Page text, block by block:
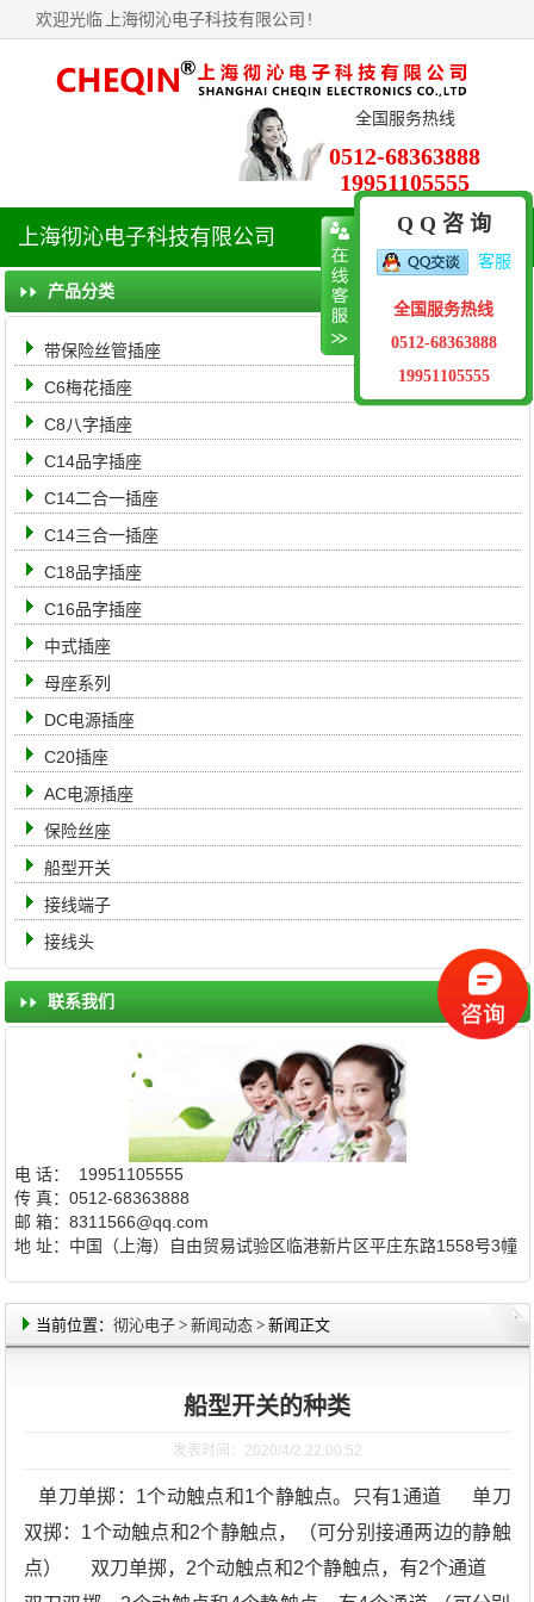
欢迎光临 上海彻沁电子科技有限公司 !
全国服务热线
0512-68363888
19951105555
航
单
上海彻沁电子科技有限公司
产品分类
带保险丝管插座
C6梅花插座
C8八字插座
C14品字插座
C14二合一插座
C14三合一插座
C18品字插座
C16品字插座
中式插座
母座系列
DC电源插座
C20插座
AC电源插座
保险丝座
船型开关
接线端子
接线头
联系我们
电 话： 19951105555
传 真：0512-68363888
邮 箱：8311566@qq.com
地 址：中国（上海）自由贸易试验区临港新片区平庄东路1558号3幢
当前位置： 彻沁电子> 新闻动态> 新闻正文
船型开关的种类
发表时间：2020/4/2 22:00:52
单刀单掷：1个动触点和1个静触点。只有1通道 单刀
双掷：1个动触点和2个静触点，（可分别接通两边的静触
点） 双刀单掷，2个动触点和2个静触点，有2个通道
Q Q 咨 询
客服
全国服务热线
0512-68363888
19951105555